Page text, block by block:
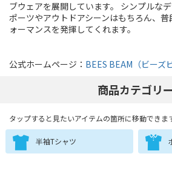
ブウェアを展開しています。 シンプルな
ポーツやアウトドアシーンはもちろん、
ォーマンスを発揮してくれます。
公式ホームページ： BEES BEAM（ビーズ
商品カテゴリー
タップすると見たいアイテムの箇所に移動できま
半袖Tシャツ